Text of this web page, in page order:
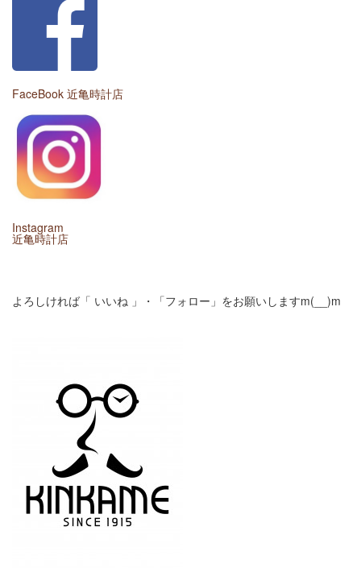
FaceBook 近亀時計店
Instagram
近亀時計店
よろしければ「 いいね 」・「フォロー」をお願いしますm(__)m